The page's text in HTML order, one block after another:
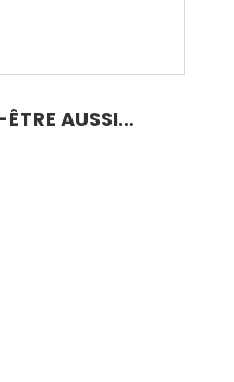
AUSSI…